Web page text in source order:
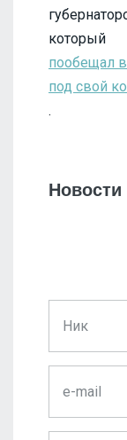
который
пообещал
под свой
.
Новости